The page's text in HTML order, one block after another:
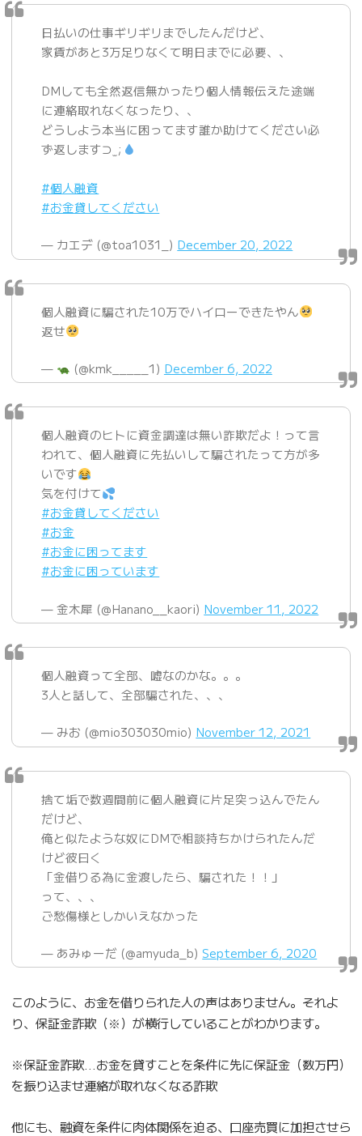
日払いの仕事ギリギリまでしたんだけど、
家賃があと3万足りなくて明日までに必要、、
DMしても全然返信無かったり個人情報伝えた途端
に連絡取れなくなったり、、
どうしよう本当に困ってます誰か助けてください必
ず返します⊃ ̫ ;
#個人融資
#お金貸してください
— カエデ (@toa1031_) December 20, 2022
個人融資に騙された10万でハイローできたやん
返せ
— (@kmk_____1) December 6, 2022
個人融資のヒトに資金調達は無い詐欺だよ！って言
われて、個人融資に先払いして騙されたって方が多
いです
気を付けて
#お金貸してください
#お金
#お金に困ってます
#お金に困っています
— 金木犀 (@Hanano__kaori) November 11, 2022
個人融資って全部、嘘なのかな。。。
3人と話して、全部騙された、、、
— みお (@mio303030mio) November 12, 2021
捨て垢で数週間前に個人融資に片足突っ込んでたん
だけど、
俺と似たような奴にDMで相談持ちかけられたんだ
けど彼曰く
「金借りる為に金渡したら、騙された！！」
って、、、
ご愁傷様としかいえなかった
— あみゅーだ (@amyuda_b) September 6, 2020
このように、お金を借りられた人の声はありません。それよ
り、保証金詐欺（※）が横行していることがわかります。
※保証金詐欺…お金を貸すことを条件に先に保証金（数万円）
を振り込ませ連絡が取れなくなる詐欺
他にも、融資を条件に肉体関係を迫る、口座売買に加担させら